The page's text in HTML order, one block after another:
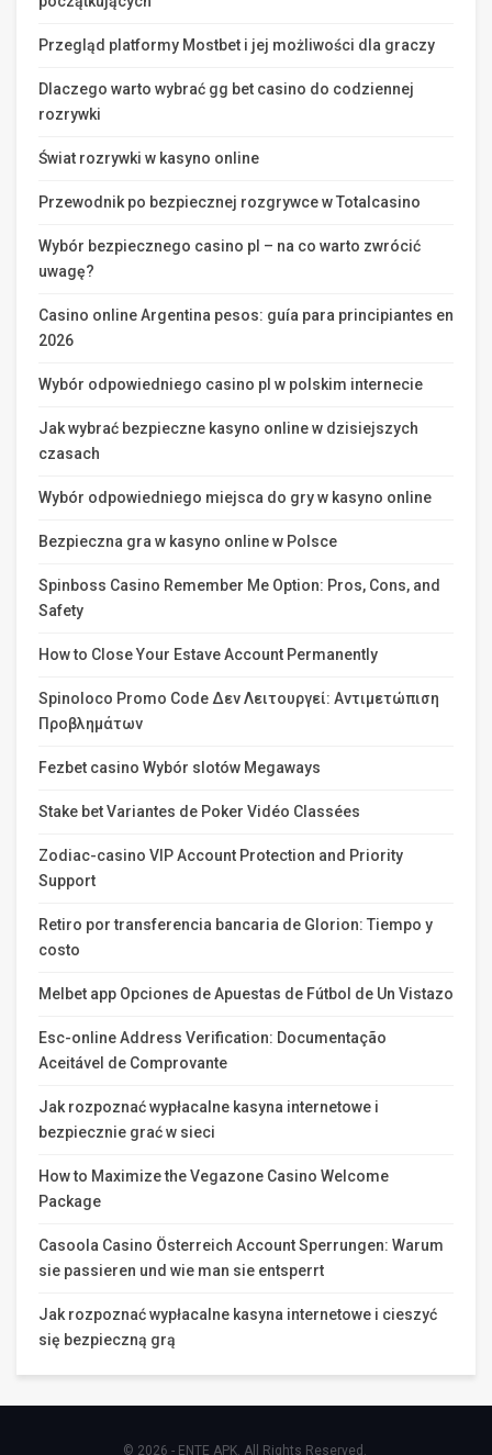
Przegląd platformy Mostbet i jej możliwości dla graczy
Dlaczego warto wybrać gg bet casino do codziennej
rozrywki
Świat rozrywki w kasyno online
Przewodnik po bezpiecznej rozgrywce w Totalcasino
Wybór bezpiecznego casino pl – na co warto zwrócić
uwagę?
Casino online Argentina pesos: guía para principiantes en
2026
Wybór odpowiedniego casino pl w polskim internecie
Jak wybrać bezpieczne kasyno online w dzisiejszych
czasach
Wybór odpowiedniego miejsca do gry w kasyno online
Bezpieczna gra w kasyno online w Polsce
Spinboss Casino Remember Me Option: Pros, Cons, and
Safety
How to Close Your Estave Account Permanently
Spinoloco Promo Code Δεν Λειτουργεί: Αντιμετώπιση
Προβλημάτων
Fezbet casino Wybór slotów Megaways
Stake bet Variantes de Poker Vidéo Classées
Zodiac-casino VIP Account Protection and Priority
Support
Retiro por transferencia bancaria de Glorion: Tiempo y
costo
Melbet app Opciones de Apuestas de Fútbol de Un Vistazo
Esc-online Address Verification: Documentação
Aceitável de Comprovante
Jak rozpoznać wypłacalne kasyna internetowe i
bezpiecznie grać w sieci
How to Maximize the Vegazone Casino Welcome
Package
Casoola Casino Österreich Account Sperrungen: Warum
sie passieren und wie man sie entsperrt
Jak rozpoznać wypłacalne kasyna internetowe i cieszyć
się bezpieczną grą
© 2026 - ENTE APK. All Rights Reserved.